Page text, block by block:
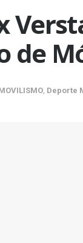
de
Deporte